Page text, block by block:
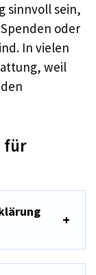
sinnvoll sein,
oder
In vielen
weil
für